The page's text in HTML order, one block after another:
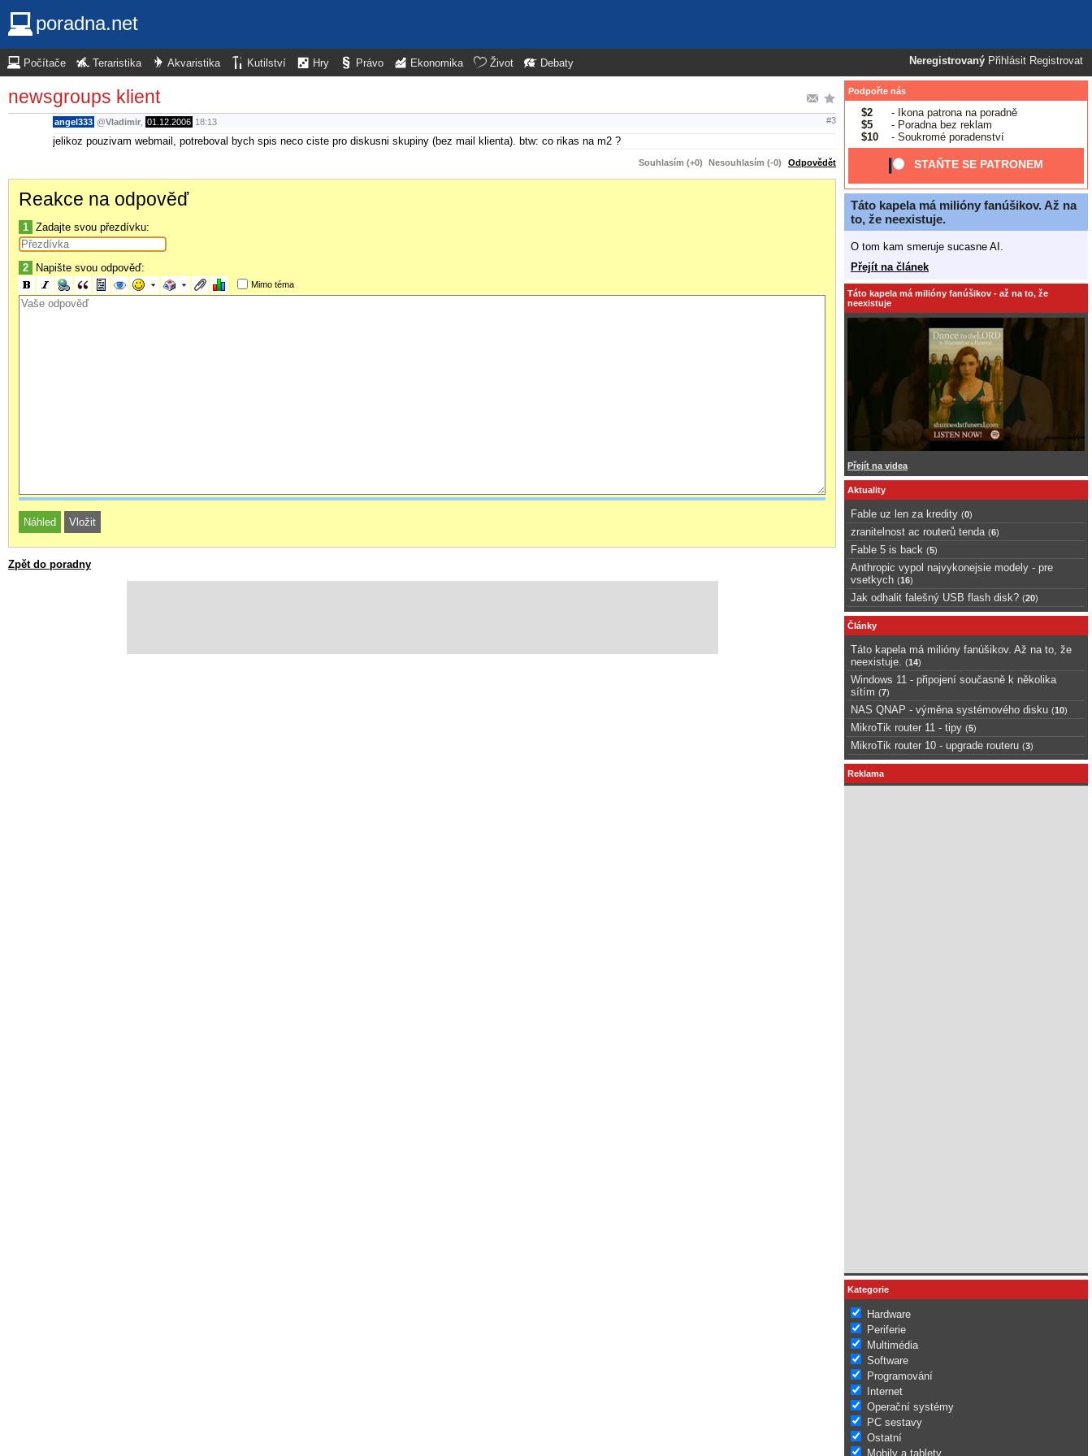
poradna.net
Neregistrovaný Přihlásit Registrovat
Počítače Teraristika Akvaristika Kutilství Hry Právo Ekonomika Život Debaty
newsgroups klient
angel333 @Vladimir 01.12.2006 18:13 #3
jelikoz pouzivam webmail, potreboval bych spis neco ciste pro diskusni skupiny (bez mail klienta). btw: co rikas na m2 ?
Souhlasím (+0) Nesouhlasím (-0) Odpovědět
Reakce na odpověď
1 Zadajte svou přezdívku:
2 Napište svou odpověď:
Mimo téma
Zpět do poradny
Podpořte nás
$2
- Ikona patrona na poradně
$5
- Poradna bez reklam
$10
- Soukromé poradenství
STAŇTE SE PATRONEM
Táto kapela má milióny fanúšikov. Až na
to, že neexistuje.
O tom kam smeruje sucasne AI.
Přejít na článek
Táto kapela má milióny fanúšikov - až na to, že
neexistuje
Přejít na videa
Aktuality
Fable uz len za kredity (0)
zranitelnost ac routerů tenda (6)
Fable 5 is back (5)
Anthropic vypol najvykonejsie modely - pre
vsetkych (16)
Jak odhalit falešný USB flash disk? (20)
Články
Táto kapela má milióny fanúšikov. Až na to, že
neexistuje.
(14)
Windows 11 - připojení současně k několika
sítím (7)
NAS QNAP - výměna systémového disku (10)
MikroTik router 11 - tipy (5)
MikroTik router 10 - upgrade routeru (3)
Reklama
Kategorie
Hardware
Periferie
Multimédia
Software
Programování
Internet
Operační systémy
PC sestavy
Ostatní
Mobily a tablety